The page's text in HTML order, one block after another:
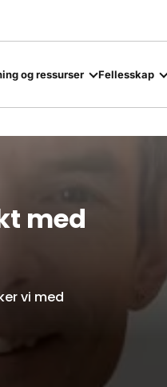
og ressurser Fellesskap
med
vi med